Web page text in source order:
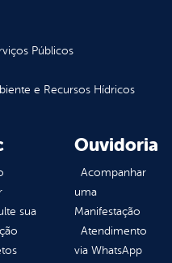
Públicos
e Recursos Hídricos
sua
Ouvidoria
Acompanhar
uma
Manifestação
Atendimento
via WhatsApp